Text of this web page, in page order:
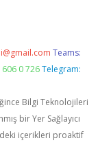
Teams:
0 726 Telegram:
Bilgi Teknolojileri
bir Yer Sağlayıcı
içerikleri proaktif